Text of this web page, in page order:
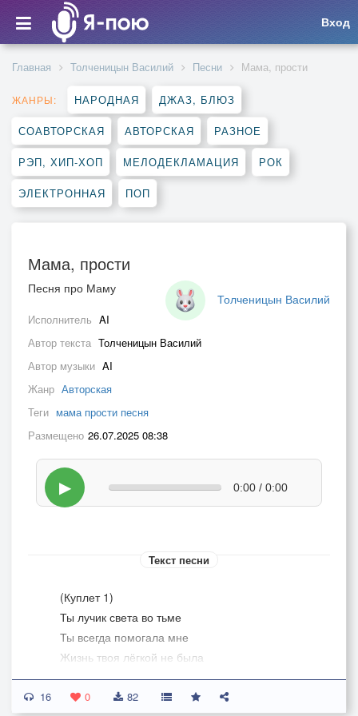
Вход
Главная Толченицын Василий Песни Мама, прости
ЖАНРЫ: НАРОДНАЯ ДЖАЗ, БЛЮЗ
СОАВТОРСКАЯ АВТОРСКАЯ РАЗНОЕ
РЭП, ХИП-ХОП МЕЛОДЕКЛАМАЦИЯ РОК
ЭЛЕКТРОННАЯ ПОП
Мама, прости
Толченицын Василий
Песня про Маму
Исполнитель AI
Автор текста Толченицын Василий
Автор музыки AI
Жанр Авторская
Теги мама прости песня
Размещено 26.07.2025 08:38
▶ 0:00 / 0:00
Текст песни
(Куплет 1)
Ты лучик света во тьме
Ты всегда помогала мне
Жизнь твоя лёгкой не была
Но всегда ты спасала меня
Я буду помнить тебя
16 0 82